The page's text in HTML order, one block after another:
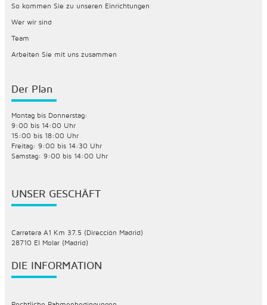
So kommen Sie zu unseren Einrichtungen
Wer wir sind
Team
Arbeiten Sie mit uns zusammen
Der Plan
Montag bis Donnerstag:
9:00 bis 14:00 Uhr
15:00 bis 18:00 Uhr
Freitag: 9:00 bis 14:30 Uhr
Samstag: 9:00 bis 14:00 Uhr
UNSER GESCHÄFT
Carretera A1 Km 37.5 (Dirección Madrid)
28710 El Molar (Madrid)
DIE INFORMATION